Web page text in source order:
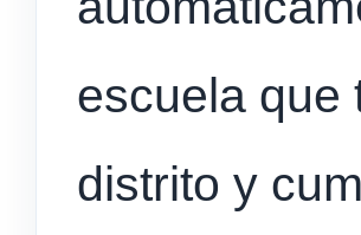
escuela que
distrito y